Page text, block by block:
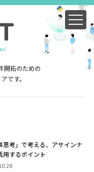
開拓のための
です。
思考」で考える、アサインナ
用するポイント